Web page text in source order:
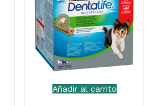
Añadir al carrito